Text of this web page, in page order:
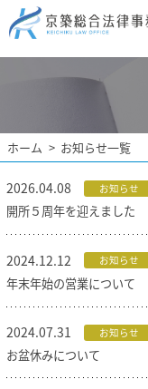
ホーム お知らせ一覧
2026.04.08 お知らせ
開所５周年を迎えました
2024.12.12 お知らせ
年末年始の営業について
2024.07.31 お知らせ
お盆休みについて